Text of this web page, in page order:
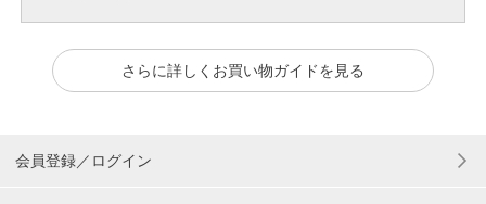
さらに詳しくお買い物ガイドを見る
会員登録／ログイン